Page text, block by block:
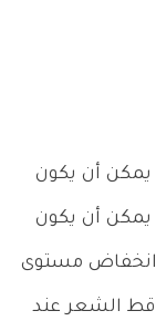
يمكن أن يكون
يمكن أن يكون
مستوى
الشعر عند